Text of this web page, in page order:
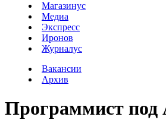
Магазинус
Медиа
Экспресс
Иронов
Журналус
Вакансии
Архив
Программист под